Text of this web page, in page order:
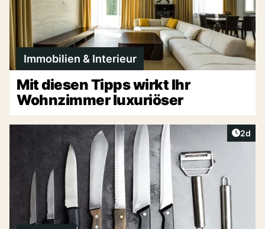
Immobilien & Interieur
Mit diesen Tipps wirkt Ihr
Wohnzimmer luxuriöser
2d